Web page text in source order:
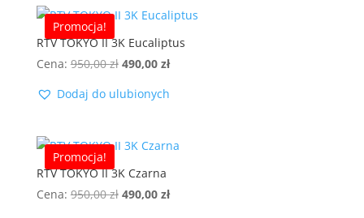
Promocja!
RTV TOKYO II 3K Eucaliptus
Cena: 950,00zł Pierwotna
wynosiła:
490,00 złAktualna
wynosi:
Dodaj do ulubionych
Promocja!
RTV TOKYO II 3K Czarna
Cena: 950,00zł Pierwotna
490,00 złAktualna